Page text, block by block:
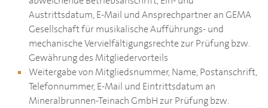
Austrittsdatum, E-Mail und Ansprechpartner an GEMA
Gesellschaft für musikalische Aufführungs- und
mechanische Vervielfältigungsrechte zur Prüfung bzw.
Gewährung des Mitgliedervorteils
Weitergabe von Mitgliedsnummer, Name, Postanschrift,
Telefonnummer, E-Mail und Eintrittsdatum an
Mineralbrunnen-Teinach GmbH zur Prüfung bzw.